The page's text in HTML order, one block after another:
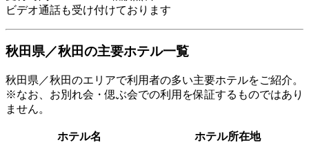
ビデオ通話も受け付けております
秋田県／秋田の主要ホテル一覧
秋田県／秋田のエリアで利用者の多い主要ホテルをご紹介。
※なお、お別れ会・偲ぶ会での利用を保証するものではあり
ません。
ホテル名
ホテル所在地